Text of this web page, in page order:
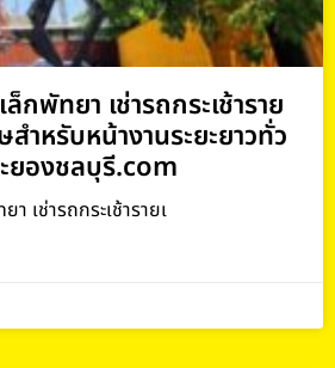
กพัทยา เช่ารถกระเช้าราย
สำหรับหน้างานระยะยาวทั่ว
ยองชลบุรี.com
า เช่ารถกระเช้ารายเ